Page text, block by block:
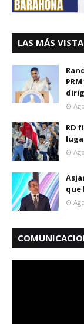
LAS MÁS
RD
que